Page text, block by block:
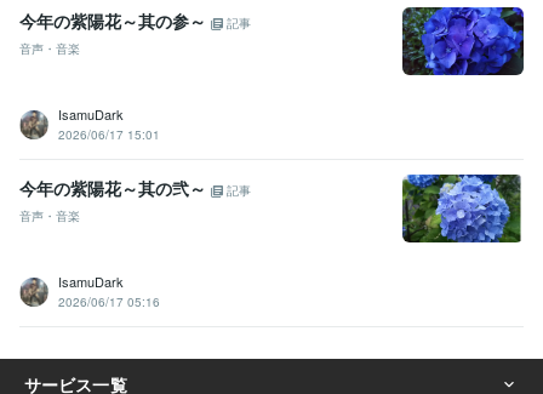
今年の紫陽花～其の参～
記事
音声・音楽
IsamuDark
2026/06/17 15:01
今年の紫陽花～其の弐～
記事
音声・音楽
IsamuDark
2026/06/17 05:16